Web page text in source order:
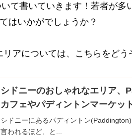
て書いていきます！若者が多
はいかがでしょうか？
アについては、こちらをどう
シドニーのおしゃれなエリア
カフェやパディントンマーケッ
シドニーにあるパディントン
言われるほど、と...